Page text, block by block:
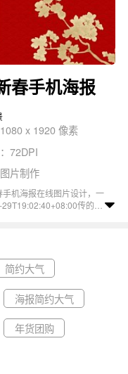
春手机海报
x 1920 像素
72DPI
片制作
机海报在线图片设计，一
简约大气的海报, 红色大
简约大气
海报简约大气
年货团购